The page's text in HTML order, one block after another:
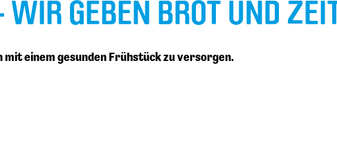
GEBEN BROT UND ZEIT
mit einem gesunden Frühstück zu versorgen.